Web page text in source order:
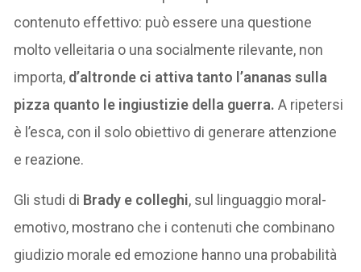
contenuto effettivo: può essere una questione
molto velleitaria o una socialmente rilevante, non
importa, d’altronde ci attiva tanto l’ananas sulla
pizza quanto le ingiustizie della guerra.A ripetersi
è l’esca, con il solo obiettivo di generare attenzione
e reazione.
Gli studi di Brady e colleghi, sul linguaggio moral-
emotivo, mostrano che i contenuti che combinano
giudizio morale ed emozione hanno una probabilità